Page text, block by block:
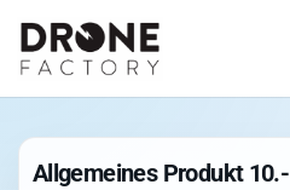
Allgemeines Produkt 10.-